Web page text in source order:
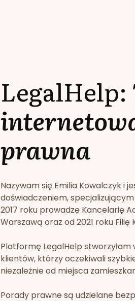
prawna
Nazywam się Emilia Kowalczyk i
doświadczeniem,
2017 roku prowadzę Kancelarię
Warszawą oraz od 2021 roku Filię
Platformę LegalHelp
klientów, którzy oczekiwali
niezależnie od miejsca
Porady prawne są udzielane